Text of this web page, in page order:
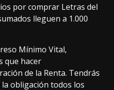
por comprar Letras del
lleguen a 1.000
Mínimo Vital,
que hacer
de la Renta. Tendrás
obligación todos los